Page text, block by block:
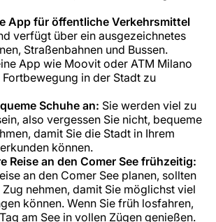
App für öffentliche Verkehrsmittel
verfügt über ein ausgezeichnetes
Straßenbahnen und Bussen.
App wie Moovit oder ATM Milano
Fortbewegung in der Stadt zu
Schuhe an: Sie werden viel zu
also vergessen Sie nicht, bequeme
damit Sie die Stadt in Ihrem
können.
Reise an den Comer See frühzeitig:
an den Comer See planen, sollten
Zug nehmen, damit Sie möglichst viel
können. Wenn Sie früh losfahren,
am See in vollen Zügen genießen.